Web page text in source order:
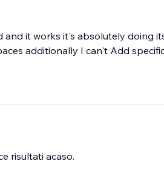
it works it's absolutely doing
additionally I can't Add specific
risultati acaso.